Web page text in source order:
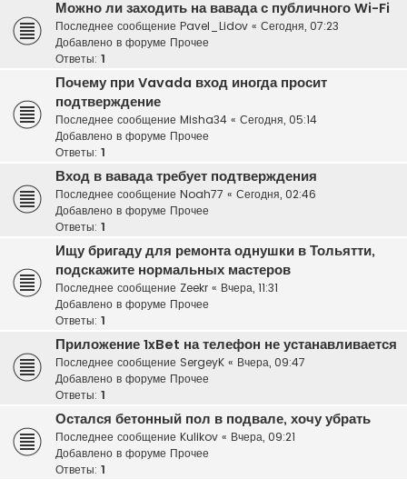
Можно ли заходить на вавада с публичного Wi-Fi
Последнее сообщение Pavel_Lidov « Сегодня, 07:23
Добавлено в форуме Прочее
Ответы: 1
Почему при Vavada вход иногда просит
подтверждение
Последнее сообщение Misha34 « Сегодня, 05:14
Добавлено в форуме Прочее
Ответы: 1
Вход в вавада требует подтверждения
Последнее сообщение Noah77 « Сегодня, 02:46
Добавлено в форуме Прочее
Ответы: 1
Ищу бригаду для ремонта однушки в Тольятти,
подскажите нормальных мастеров
Последнее сообщение Zeekr « Вчера, 11:31
Добавлено в форуме Прочее
Ответы: 1
Приложение 1xBet на телефон не устанавливается
Последнее сообщение SergeyK « Вчера, 09:47
Добавлено в форуме Прочее
Ответы: 1
Остался бетонный пол в подвале, хочу убрать
Последнее сообщение Kulikov « Вчера, 09:21
Добавлено в форуме Прочее
Ответы: 1